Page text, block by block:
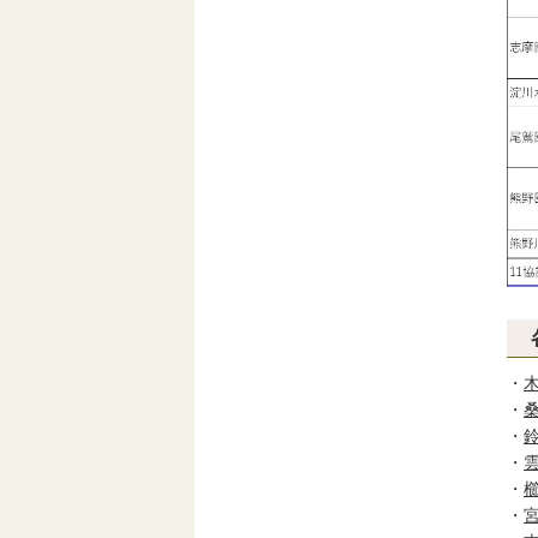
・
・
・
・
・
・